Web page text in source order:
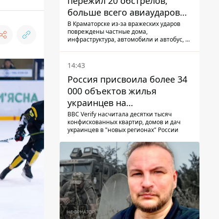
больше всего авиаударов
КАБ-250
В Краматорске из-за вражеских ударов
повреждены частные дома,
инфраструктура, автомобили и автобус, а
14:43
Россия присвоила более 34
000 объектов жилья
украинцев на
оккупированных
территориях -
BBC Verify насчитала десятки тысяч
конфискованных квартир, домов и дач
украинцев в "новых регионах" России